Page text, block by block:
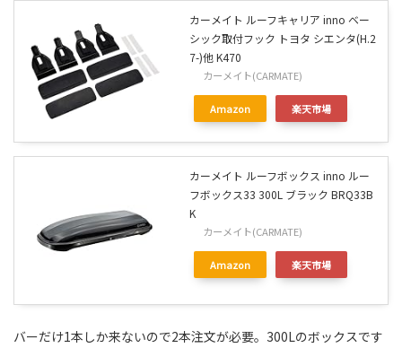
カーメイト ルーフキャリア inno ベー
シック取付フック トヨタ シエンタ(H.2
7-)他 K470
カーメイト(CARMATE)
Amazon 楽天市場
カーメイト ルーフボックス inno ルー
フボックス33 300L ブラック BRQ33B
K
カーメイト(CARMATE)
Amazon 楽天市場
バーだけ1本しか来ないので2本注文が必要。300Lのボックスです